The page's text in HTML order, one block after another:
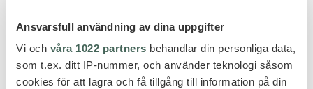
Ansvarsfull användning av dina uppgifter
Vi och våra 1022 partners behandlar din personliga data,
som t.ex. ditt IP-nummer, och använder teknologi såsom
cookies för att lagra och få tillgång till information på din
HISTORIENS ROM